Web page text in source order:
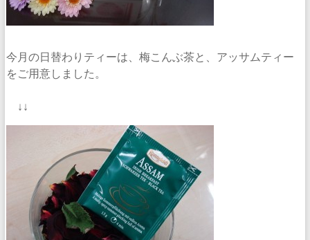
今月の日替わりティーは、梅こんぶ茶と、アッサムティー
をご用意しました。
↓↓